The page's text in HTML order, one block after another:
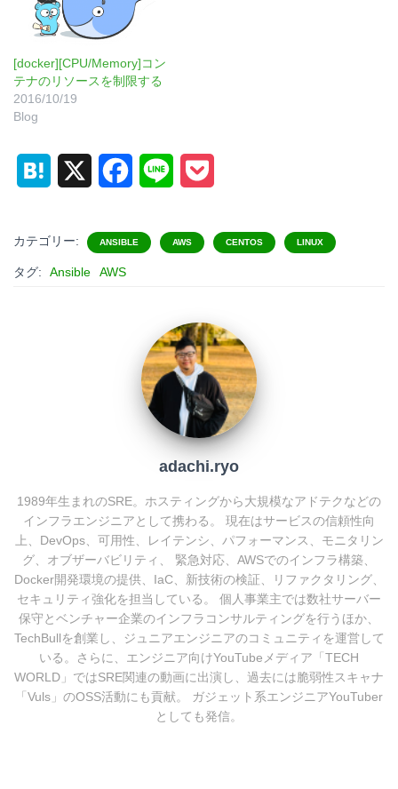
[docker][CPU/Memory]コン
テナのリソースを制限する
2016/10/19
Blog
t
e
c n c
t
カテゴリー: ANSIBLE AWS CENTOS LINUX
タグ: Ansible AWS
adachi.ryo
1989年生まれのSRE。ホスティングから大規模なアドテクなどの
インフラエンジニアとして携わる。 現在はサービスの信頼性向
上、DevOps、可用性、レイテンシ、パフォーマンス、モニタリン
グ、オブザーバビリティ、 緊急対応、AWSでのインフラ構築、
Docker開発環境の提供、IaC、新技術の検証、リファクタリング、
セキュリティ強化を担当している。 個人事業主では数社サーバー
保守とベンチャー企業のインフラコンサルティングを行うほか、
TechBullを創業し、ジュニアエンジニアのコミュニティを運営して
いる。さらに、エンジニア向けYouTubeメディア「TECH
WORLD」ではSRE関連の動画に出演し、過去には脆弱性スキャナ
「Vuls」のOSS活動にも貢献。 ガジェット系エンジニアYouTuber
としても発信。